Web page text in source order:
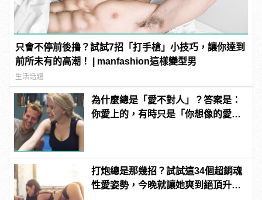
只會不停前後撸？試試7招「打手槍」小技巧，讓你達到
前所未有的高潮！ | manfashion這樣變型男
生活話題
為什麼總是「愛不對人」？答案是：
你愛上的，有時只是「你想像的愛
打炮總是那幾招？試試這34個超銷魂
性愛姿勢，今晚就讓她爽到絕頂升